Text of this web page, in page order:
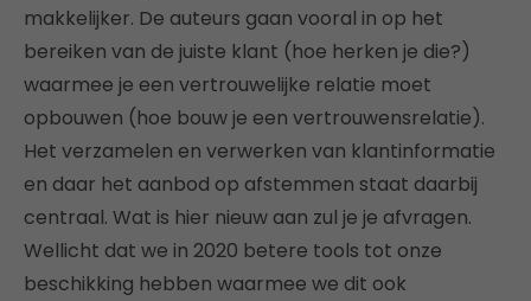
makkelijker. De auteurs gaan vooral in op het
bereiken van de juiste klant (hoe herken je die?)
waarmee je een vertrouwelijke relatie moet
opbouwen (hoe bouw je een vertrouwensrelatie).
Het verzamelen en verwerken van klantinformatie
en daar het aanbod op afstemmen staat daarbij
centraal. Wat is hier nieuw aan zul je je afvragen.
Wellicht dat we in 2020 betere tools tot onze
beschikking hebben waarmee we dit ook